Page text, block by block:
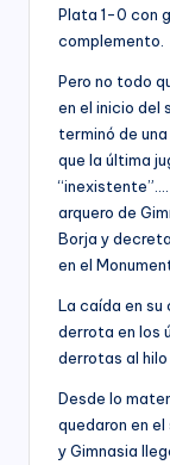
Plata 1-0 con
complemento.
Pero no todo
en el inicio del
terminó de
que la última
arquero de
Borja y
en el
La caída en su
derrota en los
derrotas al hilo
Desde lo
quedaron en
y Gimnasia